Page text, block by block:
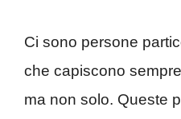
Ci sono persone
che capiscono
ma non solo. Queste